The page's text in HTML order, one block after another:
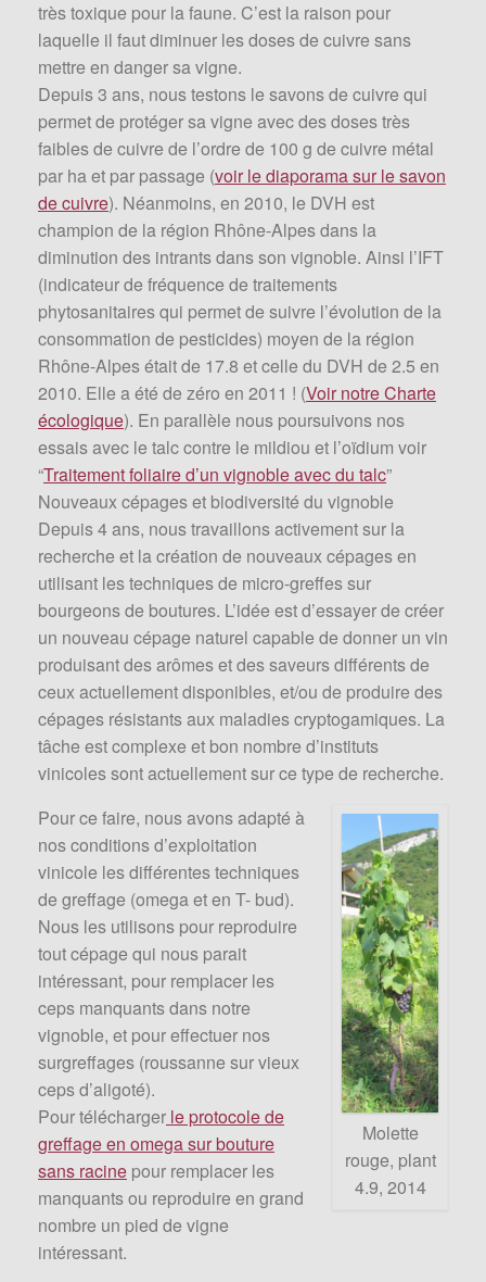
très toxique pour la faune. C’est la raison pour
laquelle il faut diminuer les doses de cuivre sans
mettre en danger sa vigne.
Depuis 3 ans, nous testons le savons de cuivre qui
permet de protéger sa vigne avec des doses très
faibles de cuivre de l’ordre de 100 g de cuivre métal
par ha et par passage (voir le diaporama sur le savon
de cuivre). Néanmoins, en 2010, le DVH est
champion de la région Rhône-Alpes dans la
diminution des intrants dans son vignoble. Ainsi l’IFT
(indicateur de fréquence de traitements
phytosanitaires qui permet de suivre l’évolution de la
consommation de pesticides) moyen de la région
Rhône-Alpes était de 17.8 et celle du DVH de 2.5 en
2010. Elle a été de zéro en 2011 ! (Voir notre Charte
écologique). En parallèle nous poursuivons nos
essais avec le talc contre le mildiou et l’oïdium voir
“Traitement foliaire d’un vignoble avec du talc”
Nouveaux cépages et biodiversité du vignoble
Depuis 4 ans, nous travaillons activement sur la
recherche et la création de nouveaux cépages en
utilisant les techniques de micro-greffes sur
bourgeons de boutures. L’idée est d’essayer de créer
un nouveau cépage naturel capable de donner un vin
produisant des arômes et des saveurs différents de
ceux actuellement disponibles, et/ou de produire des
cépages résistants aux maladies cryptogamiques. La
tâche est complexe et bon nombre d’instituts
vinicoles sont actuellement sur ce type de recherche.
Molette
rouge, plant
4.9, 2014
Pour ce faire, nous avons adapté à
nos conditions d’exploitation
vinicole les différentes techniques
de greffage (omega et en T- bud).
Nous les utilisons pour reproduire
tout cépage qui nous parait
intéressant, pour remplacer les
ceps manquants dans notre
vignoble, et pour effectuer nos
surgreffages (roussanne sur vieux
ceps d’aligoté).
Pour télécharger le protocole de
greffage en omega sur bouture
sans racine pour remplacer les
manquants ou reproduire en grand
nombre un pied de vigne
intéressant.